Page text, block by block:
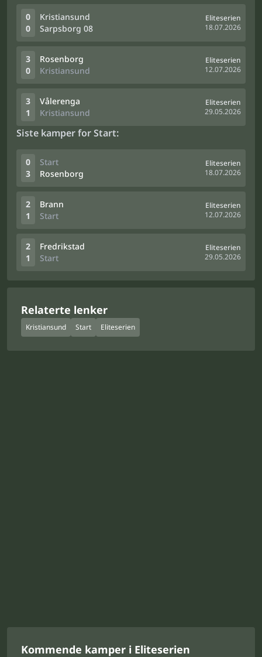
0
0
Kristiansund
Sarpsborg 08
Eliteserien
18.07.2026
3
0
Rosenborg
Kristiansund
Eliteserien
12.07.2026
3
1
Vålerenga
Kristiansund
Eliteserien
29.05.2026
Siste kamper for Start:
0
3
Start
Rosenborg
Eliteserien
18.07.2026
2
1
Brann
Start
Eliteserien
12.07.2026
2
1
Fredrikstad
Start
Eliteserien
29.05.2026
Relaterte lenker
Kristiansund Start Eliteserien
Kommende kamper i Eliteserien